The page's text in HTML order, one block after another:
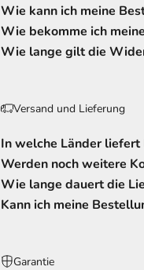
Wie kann ich meine
Wie bekomme ich
Wie lange gilt die
Versand und Lieferung
In welche Länder liefert
Werden noch weitere
Wie lange dauert die
Kann ich meine
Garantie